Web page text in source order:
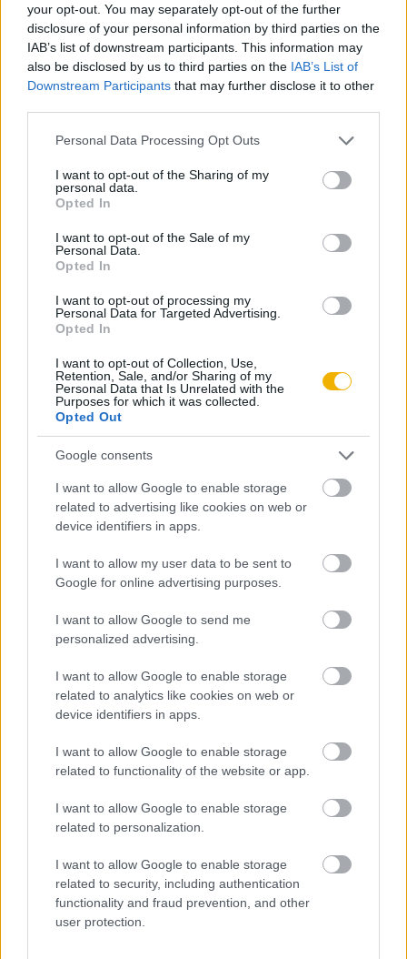
your opt-out. You may separately opt-out of the further
disclosure of your personal information by third parties on the
IAB’s list of downstream participants. This information may
also be disclosed by us to third parties on the IAB’s List of
Downstream Participants that may further disclose it to other
Please note that this website/app uses one or more Google
not limited to your visit or usage behaviour. You may click to
grant or deny consent to Google and its third-party tags to
use your data for below specified purposes in below Google
consent section.
Personal Data Processing Opt Outs
I want to opt-out of the Sharing of my
personal data.
Opted In
I want to opt-out of the Sale of my
Personal Data.
Opted In
I want to opt-out of processing my
Personal Data for Targeted Advertising.
Opted In
I want to opt-out of Collection, Use,
Retention, Sale, and/or Sharing of my
Personal Data that Is Unrelated with the
Purposes for which it was collected.
Opted Out
Google consents
I want to allow Google to enable storage
related to advertising like cookies on web or
device identifiers in apps.
I want to allow my user data to be sent to
Google for online advertising purposes.
I want to allow Google to send me
personalized advertising.
I want to allow Google to enable storage
related to analytics like cookies on web or
device identifiers in apps.
I want to allow Google to enable storage
related to functionality of the website or app.
I want to allow Google to enable storage
related to personalization.
I want to allow Google to enable storage
related to security, including authentication
functionality and fraud prevention, and other
user protection.
F. Dózsa Katalin
A női viselet reformja
Batári Gyula
A pesti nő a sajtó tükrében
Kristóf Ildikó
Époque idején
Forrai Judit
Kufárok és kurtizánok
Szenti Tibor
A hódmezővásárhelyi gazdák
tisztálkodása
Forrai Judit
Városi higénia
Oszetzky Gábor
Tóth István György
Királynő korona nélkül
Papp Márió
VISSZA AZ OLDAL TETEJÉRE